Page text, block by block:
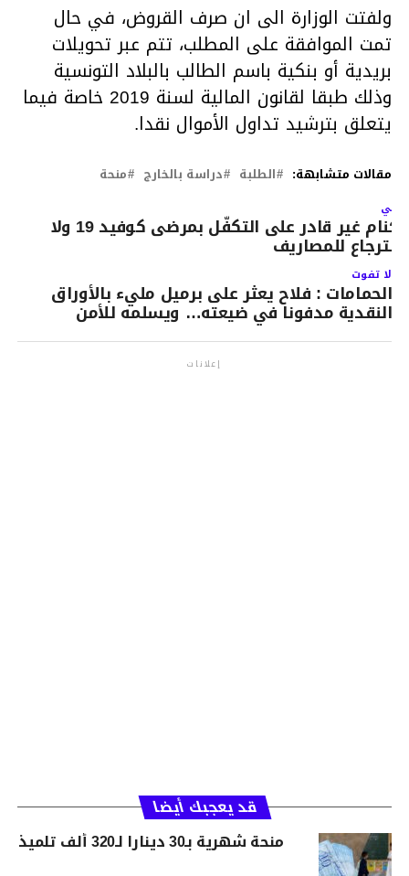
ولفتت الوزارة الى ان صرف القروض، في حال
تمت الموافقة على المطلب، تتم عبر تحويلات
بريدية أو بنكية باسم الطالب بالبلاد التونسية
وذلك طبقا لقانون المالية لسنة 2019 خاصة فيما
يتعلق بترشيد تداول الأموال نقدا.
مقالات متشابهة: الطلبة دراسة بالخارج منحة
الكنام غير قادر على التكفّل بمرضى كوفيد 19 ولا
للمصاريف
لا تفوت
الحمامات : فلاح يعثر على برميل مليء بالأوراق
النقدية مدفونا في ضيعته… ويسلمه للأمن
إعلانات
قد يعجبك أيضا
منحة شهرية بـ30 دينارا لـ320 ألف تلميذ